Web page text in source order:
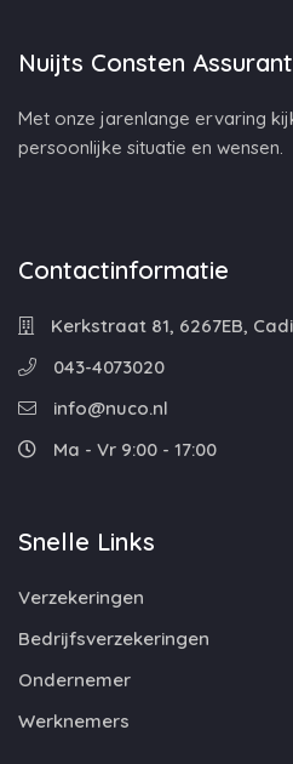
Nuijts Consten
Met onze jarenlange ervaring
persoonlijke situatie en wensen.
Contactinformatie
Kerkstraat 81, 6267EB,
043-4073020
info@nuco.nl
Ma - Vr 9:00 - 17:00
Snelle Links
Verzekeringen
Bedrijfsverzekeringen
Ondernemer
Werknemers